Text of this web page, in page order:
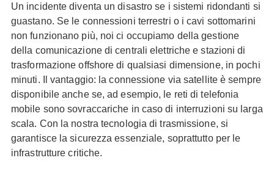
Un incidente diventa un disastro se i sistemi ridondanti si
guastano. Se le connessioni terrestri o i cavi sottomarini
non funzionano più, noi ci occupiamo della gestione
della comunicazione di centrali elettriche e stazioni di
trasformazione offshore di qualsiasi dimensione, in pochi
minuti. Il vantaggio: la connessione via satellite è sempre
disponibile anche se, ad esempio, le reti di telefonia
mobile sono sovraccariche in caso di interruzioni su larga
scala. Con la nostra tecnologia di trasmissione, si
garantisce la sicurezza essenziale, soprattutto per le
infrastrutture critiche.